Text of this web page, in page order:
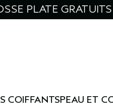
PLATE
COIFFANTSPEAU ET